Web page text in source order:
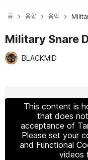
홈 음향 음악
Military Snare
BLACKMID
This content is
that does
acceptance of
Please set your
and Functional
videos